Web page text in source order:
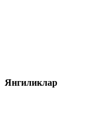
Янгиликлар